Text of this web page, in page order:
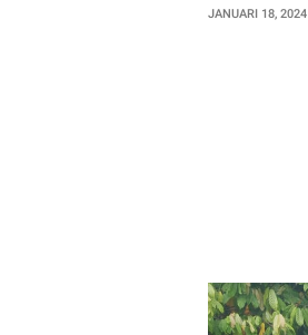
JANUARI 18, 2024